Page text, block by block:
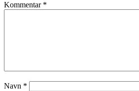
Kommentar *
Navn *